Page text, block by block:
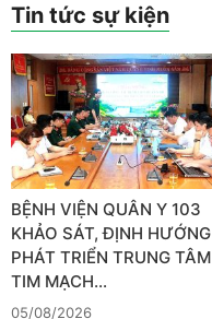
Tin tức sự kiện
BỆNH VIỆN QUÂN Y 103
KHẢO SÁT, ĐỊNH HƯỚNG
PHÁT TRIỂN TRUNG TÂM
TIM MẠCH…
05/08/2026